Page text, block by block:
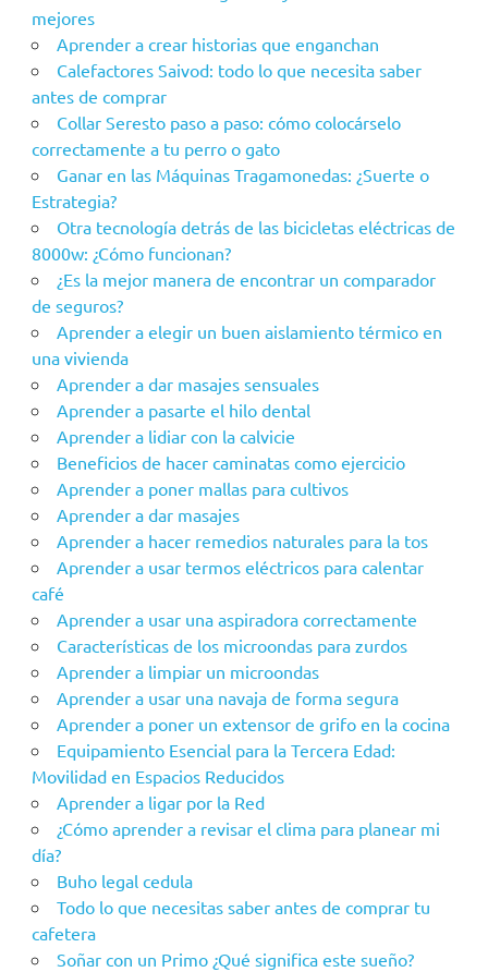
mejores
Aprender a crear historias que enganchan
Calefactores Saivod: todo lo que necesita saber
antes de comprar
Collar Seresto paso a paso: cómo colocárselo
correctamente a tu perro o gato
Ganar en las Máquinas Tragamonedas: ¿Suerte o
Estrategia?
Otra tecnología detrás de las bicicletas eléctricas de
8000w: ¿Cómo funcionan?
¿Es la mejor manera de encontrar un comparador
de seguros?
Aprender a elegir un buen aislamiento térmico en
una vivienda
Aprender a dar masajes sensuales
Aprender a pasarte el hilo dental
Aprender a lidiar con la calvicie
Beneficios de hacer caminatas como ejercicio
Aprender a poner mallas para cultivos
Aprender a dar masajes
Aprender a hacer remedios naturales para la tos
Aprender a usar termos eléctricos para calentar
café
Aprender a usar una aspiradora correctamente
Características de los microondas para zurdos
Aprender a limpiar un microondas
Aprender a usar una navaja de forma segura
Aprender a poner un extensor de grifo en la cocina
Equipamiento Esencial para la Tercera Edad:
Movilidad en Espacios Reducidos
Aprender a ligar por la Red
¿Cómo aprender a revisar el clima para planear mi
día?
Buho legal cedula
Todo lo que necesitas saber antes de comprar tu
cafetera
Soñar con un Primo ¿Qué significa este sueño?